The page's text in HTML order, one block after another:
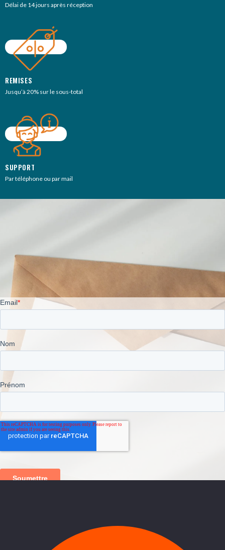
Délai de 14 jours après réception
REMISES
Jusqu’à 20% sur le sous-total
SUPPORT
Par téléphone ou par mail